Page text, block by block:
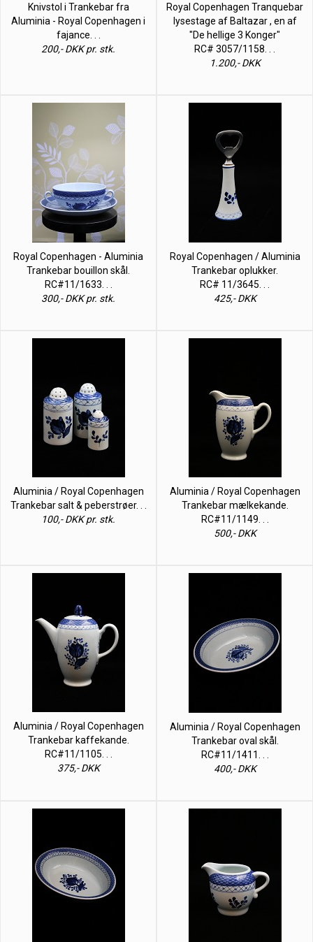
Knivstol i Trankebar fra
Aluminia - Royal Copenhagen i
fajance. . .
200,- DKK pr. stk.
Royal Copenhagen Tranquebar
lysestage af Baltazar , en af
"De hellige 3 Konger"
RC# 3057/1158. . .
1.200,- DKK
Royal Copenhagen - Aluminia
Trankebar bouillon skål.
RC#11/1633. . .
300,- DKK pr. stk.
Royal Copenhagen / Aluminia
Trankebar oplukker.
RC# 11/3645. . .
425,- DKK
Aluminia / Royal Copenhagen
Trankebar salt & peberstrøer. . .
100,- DKK pr. stk.
Aluminia / Royal Copenhagen
Trankebar mælkekande.
RC#11/1149. . .
500,- DKK
Aluminia / Royal Copenhagen
Trankebar kaffekande.
RC#11/1105. . .
375,- DKK
Aluminia / Royal Copenhagen
Trankebar oval skål.
RC#11/1411. . .
400,- DKK